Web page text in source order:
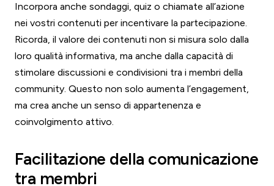
Incorpora anche sondaggi, quiz o chiamate all’azione
nei vostri contenuti per incentivare la partecipazione.
Ricorda, il valore dei contenuti non si misura solo dalla
loro qualità informativa, ma anche dalla capacità di
stimolare discussioni e condivisioni tra i membri della
community. Questo non solo aumenta l’engagement,
ma crea anche un senso di appartenenza e
coinvolgimento attivo.
Facilitazione della comunicazione
tra membri